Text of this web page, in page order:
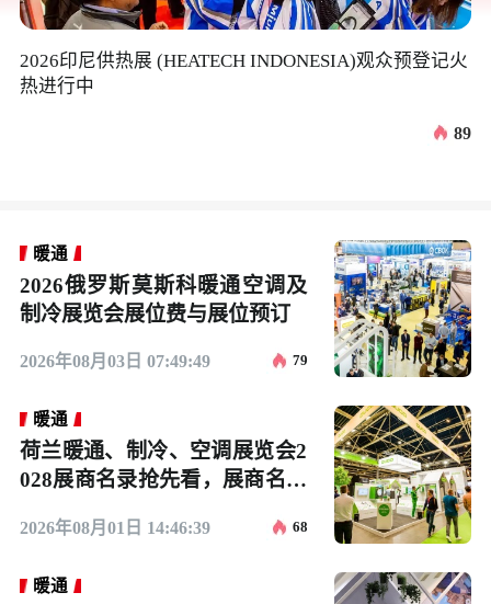
2026印尼供热展 (HEATECH INDONESIA)观众预登记火
热进行中
89
暖通
2026俄罗斯莫斯科暖通空调及
制冷展览会展位费与展位预订
2026年08月03日 07:49:49 79
暖通
荷兰暖通、制冷、空调展览会2
028展商名录抢先看，展商名录
2026年08月01日 14:46:39 68
暖通